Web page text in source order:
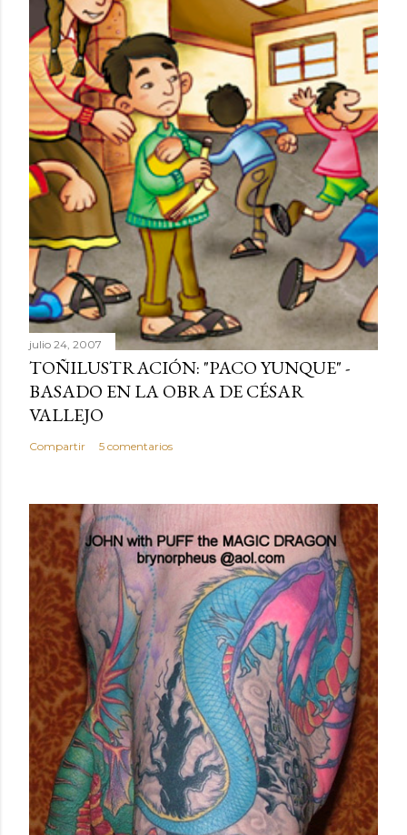
julio 24, 2007
TOÑILUSTRACIÓN: "PACO YUNQUE" -
BASADO EN LA OBRA DE CÉSAR
VALLEJO
Compartir 5 comentarios